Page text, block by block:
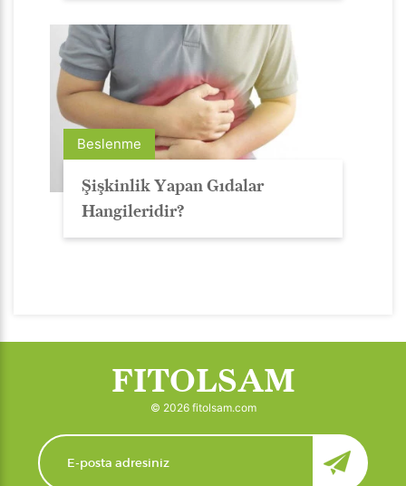
Beslenme
Şişkinlik Yapan Gıdalar
Hangileridir?
FITOLSAM
© 2026 fitolsam.com